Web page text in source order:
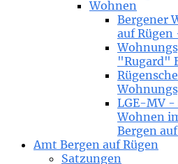
Wohnen
Bergener
auf Rügen
"Rugard"
Rügensche
LGE-MV -
Wohnen
Bergen
Amt Bergen auf Rügen
Satzungen